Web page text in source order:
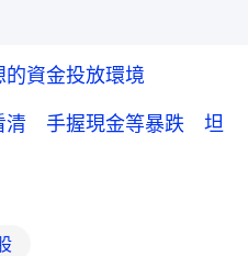
的資金投放環境
清 手握現金等暴跌 坦